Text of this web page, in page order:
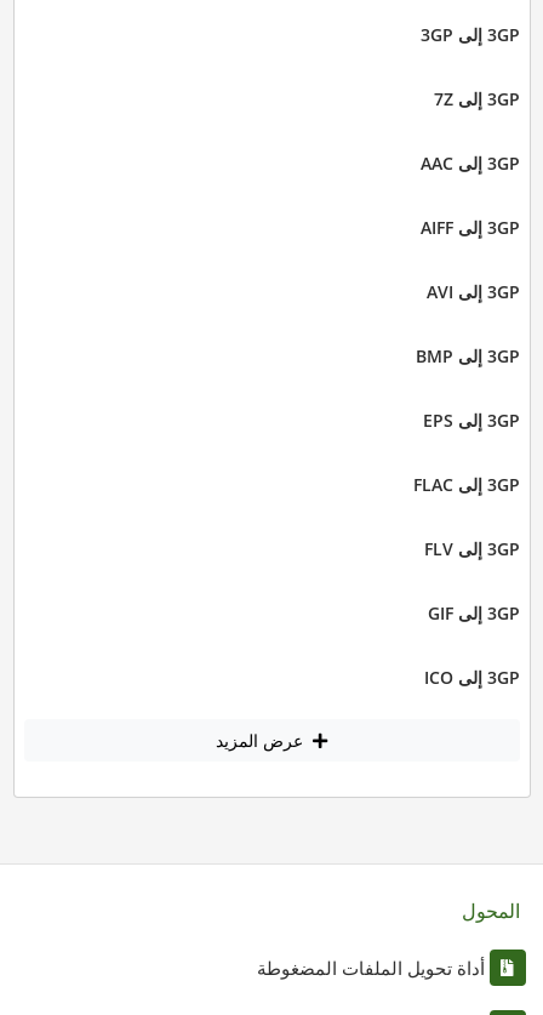
3GP إلى 3GP
3GP إلى 7Z
3GP إلى AAC
3GP إلى AIFF
3GP إلى AVI
3GP إلى BMP
3GP إلى EPS
3GP إلى FLAC
3GP إلى FLV
3GP إلى GIF
3GP إلى ICO
عرض المزيد
المحول
أداة تحويل الملفات المضغوطة